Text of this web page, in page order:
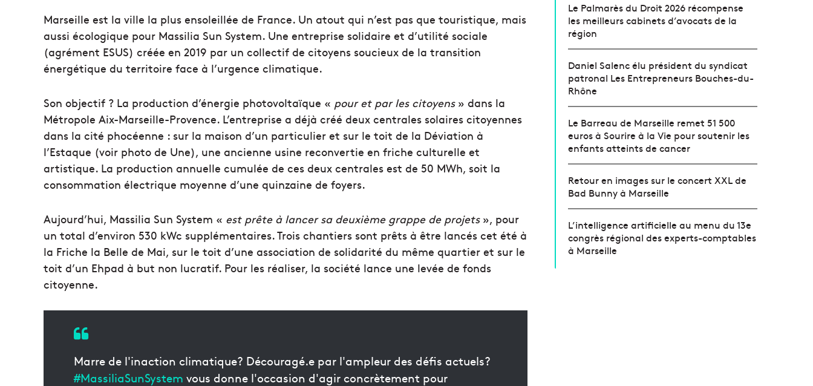
Marseille est la ville la plus ensoleillée de France. Un atout qui n’est pas que touristique, mais
aussi écologique pour Massilia Sun System. Une entreprise solidaire et d’utilité sociale
(agrément ESUS) créée en 2019 par un collectif de citoyens soucieux de la transition
énergétique du territoire face à l’urgence climatique.
Son objectif ? La production d’énergie photovoltaïque « pour et par les citoyens» dans la
Métropole Aix-Marseille-Provence. L’entreprise a déjà créé deux centrales solaires citoyennes
dans la cité phocéenne : sur la maison d’un particulier et sur le toit de la Déviation à
l’Estaque (voir photo de Une), une ancienne usine reconvertie en friche culturelle et
artistique. La production annuelle cumulée de ces deux centrales est de 50 MWh, soit la
consommation électrique moyenne d’une quinzaine de foyers.
Aujourd’hui, Massilia Sun System « est prête à lancer sa deuxième grappe de projets», pour
un total d’environ 530 kWc supplémentaires. Trois chantiers sont prêts à être lancés cet été à
la Friche la Belle de Mai, sur le toit d’une association de solidarité du même quartier et sur le
toit d’un Ehpad à but non lucratif. Pour les réaliser, la société lance une levée de fonds
citoyenne.
Marre de l'inaction climatique? Découragé.e par l'ampleur des défis actuels?
#MassiliaSunSystem vous donne l'occasion d'agir concrètement pour
Le Palmarès du Droit 2026 récompense
les meilleurs cabinets d’avocats de la
région
Daniel Salenc élu président du syndicat
patronal Les Entrepreneurs Bouches-du-
Rhône
Le Barreau de Marseille remet 51 500
euros à Sourire à la Vie pour soutenir les
enfants atteints de cancer
Retour en images sur le concert XXL de
Bad Bunny à Marseille
L’intelligence artificielle au menu du 13e
congrès régional des experts-comptables
à Marseille